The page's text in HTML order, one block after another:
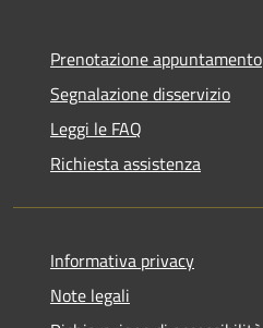
Prenotazione appuntamento
Segnalazione disservizio
Leggi le FAQ
Richiesta assistenza
Informativa privacy
Note legali